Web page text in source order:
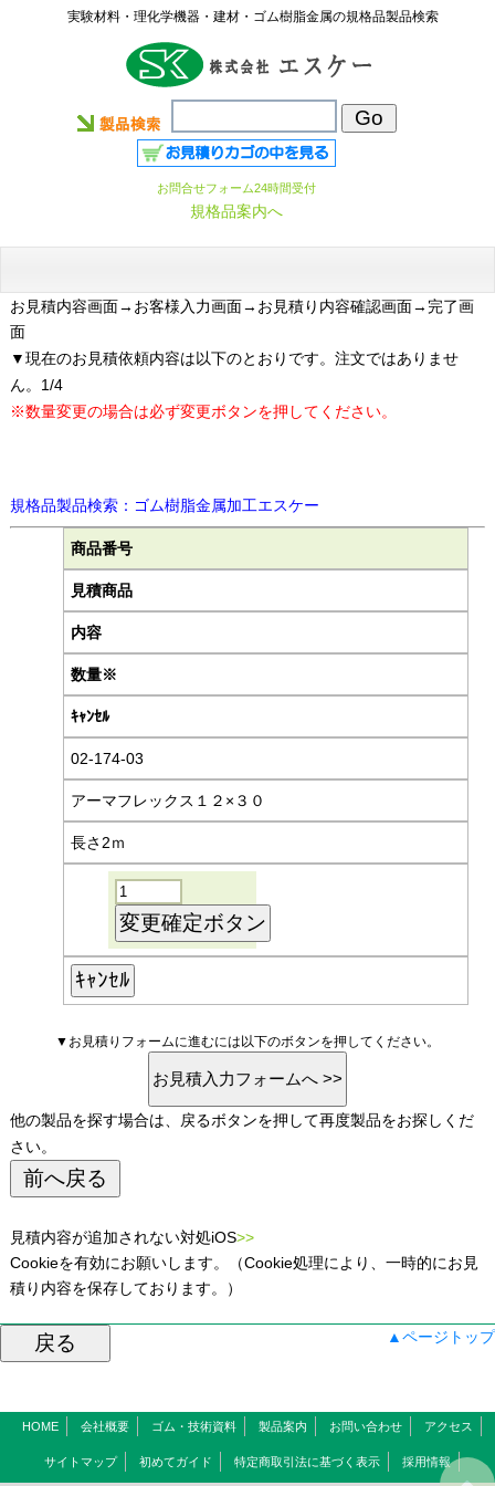
実験材料・理化学機器・建材・ゴム樹脂金属の規格品製品検索
お問合せフォーム24時間受付
規格品案内へ
お見積内容画面→お客様入力画面→お見積り内容確認画面→完了画
面
▼現在のお見積依頼内容は以下のとおりです。注文ではありませ
ん。1/4
※数量変更の場合は必ず変更ボタンを押してください。
規格品製品検索：ゴム樹脂金属加工エスケー
商品番号
見積商品
内容
数量※
ｷｬﾝｾﾙ
02-174-03
アーマフレックス１２×３０
長さ2ｍ
▼お見積りフォームに進むには以下のボタンを押してください。
他の製品を探す場合は、戻るボタンを押して再度製品をお探しくだ
さい。
見積内容が追加されない対処iOS>>
Cookieを有効にお願いします。（Cookie処理により、一時的にお見
積り内容を保存しております。）
▲ページトップ
HOME 会社概要 ゴム・技術資料 製品案内 お問い合わせ アクセス
サイトマップ 初めてガイド 特定商取引法に基づく表示 採用情報